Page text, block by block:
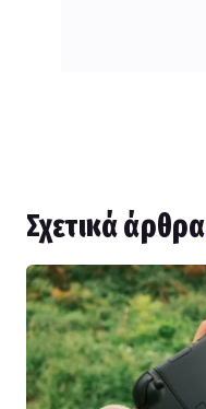
Σχετικά άρθρα